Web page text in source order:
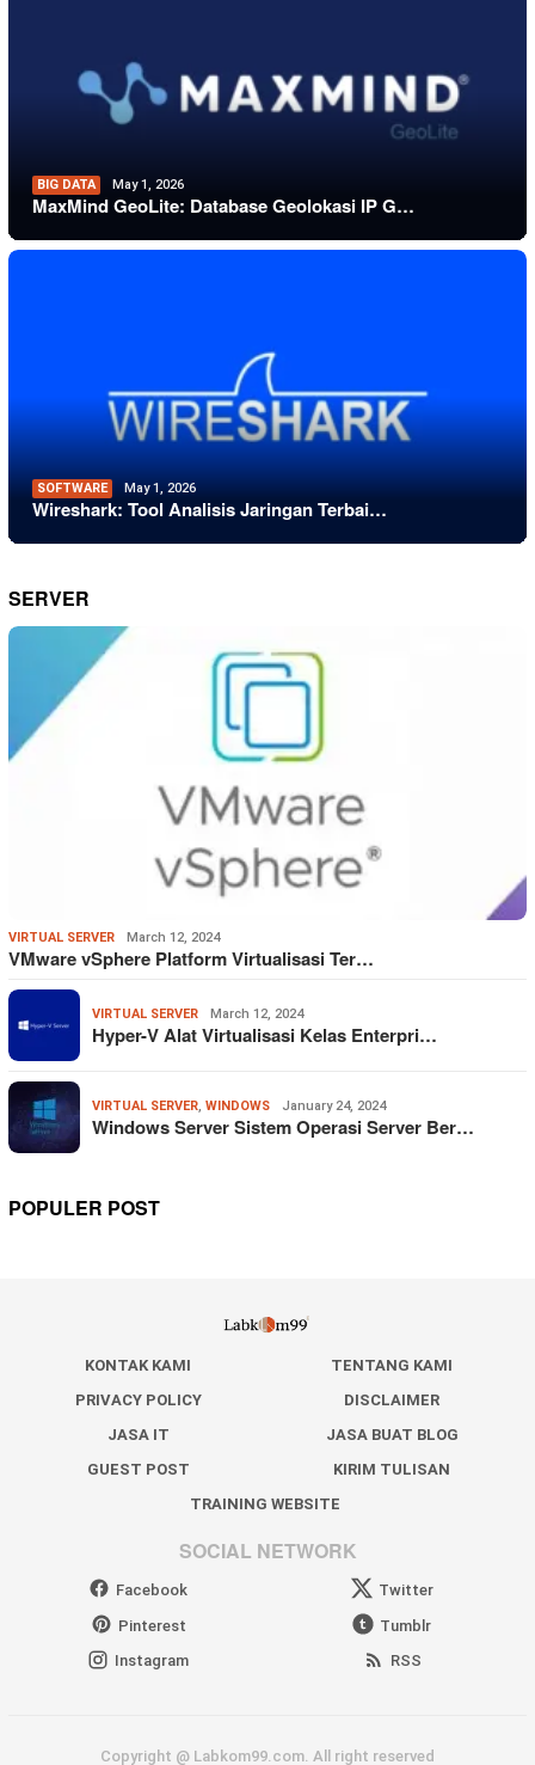
BIG DATA May 1, 2026
MaxMind GeoLite: Database Geolokasi IP G…
SOFTWARE May 1, 2026
Wireshark: Tool Analisis Jaringan Terbai…
SERVER
VIRTUAL SERVER March 12, 2024
VMware vSphere Platform Virtualisasi Ter…
VIRTUAL SERVER March 12, 2024
Hyper-V Alat Virtualisasi Kelas Enterpri…
VIRTUAL SERVER, WINDOWS January 24, 2024
Windows Server Sistem Operasi Server Ber…
POPULER POST
KONTAK KAMI
TENTANG KAMI
PRIVACY POLICY
DISCLAIMER
JASA IT
JASA BUAT BLOG
GUEST POST
KIRIM TULISAN
TRAINING WEBSITE
SOCIAL NETWORK
Facebook
Twitter
Pinterest
Tumblr
Instagram
RSS
Copyright @ Labkom99.com. All right reserved